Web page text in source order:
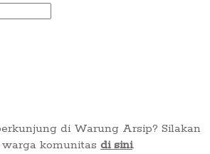
di Warung Arsip? Silakan
komunitas di sini.